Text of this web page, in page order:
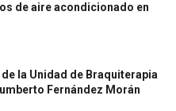
de aire acondicionado en
la Unidad de Braquiterapia
Fernández Morán